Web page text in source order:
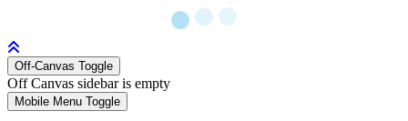
Off-Canvas Toggle
Off Canvas sidebar is empty
Mobile Menu Toggle